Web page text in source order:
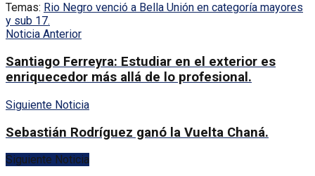
Temas: Rio Negro venció a Bella Unión en categoría mayores
y sub 17.
Noticia Anterior
Santiago Ferreyra: Estudiar en el exterior es
enriquecedor más allá de lo profesional.
Siguiente Noticia
Sebastián Rodríguez ganó la Vuelta Chaná.
Siguiente Noticia